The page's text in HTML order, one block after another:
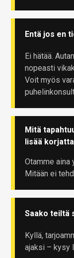
Entä jos en
Ei hätää.
nopeasti
Voit myös
Mitä
lisää
Otamme
Mitään ei
Saako teiltä
Kyllä,
ajaksi – kysy